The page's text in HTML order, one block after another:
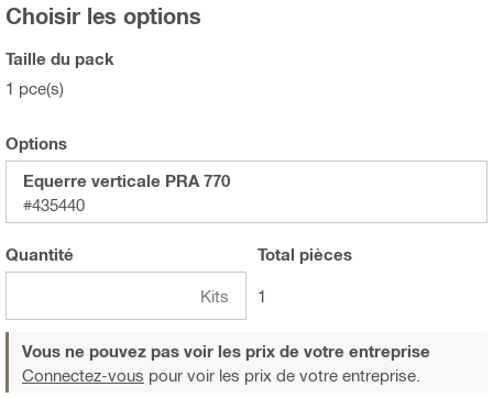
Choisir les options
Taille du pack
1 pce(s)
Options
Equerre verticale PRA 770
#435440
Quantité
Kits
Total pièces
1
Vous ne pouvez pas voir les prix de votre entreprise
Connectez-vous pour voir les prix de votre entreprise.